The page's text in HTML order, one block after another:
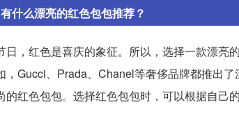
什么漂亮的红色包包推荐？
日，红色是喜庆的象征。所以，选择一款漂
，Gucci、Prada、Chanel等奢侈品牌都推出
的红色包包。选择红色包包时，可以根据自己